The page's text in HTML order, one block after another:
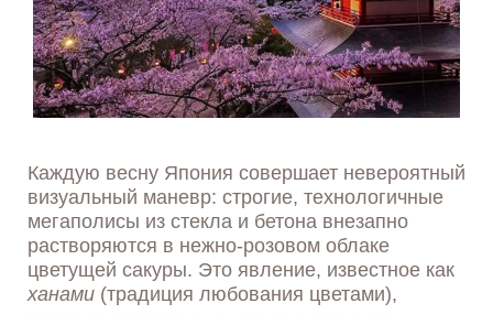
Каждую весну Япония совершает невероятный
визуальный маневр: строгие, технологичные
мегаполисы из стекла и бетона внезапно
растворяются в нежно-розовом облаке
цветущей сакуры. Это явление, известное как
ханами (традиция любования цветами),